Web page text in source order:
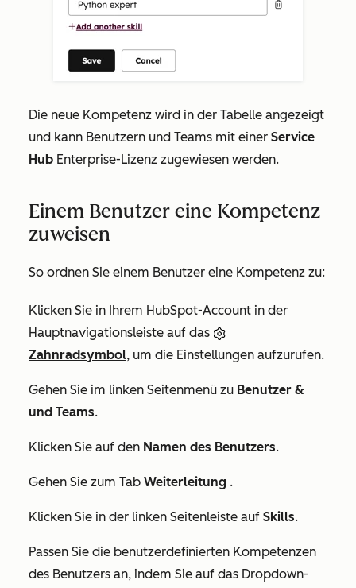
Die neue Kompetenz wird in der Tabelle angezeigt
und kann Benutzern und Teams mit einer Service
Hub Enterprise-Lizenz zugewiesen werden.
Einem Benutzer eine Kompetenz
zuweisen
So ordnen Sie einem Benutzer eine Kompetenz zu:
Klicken Sie in Ihrem HubSpot-Account in der
Hauptnavigationsleiste auf das
Zahnradsymbol, um die Einstellungen aufzurufen.
Gehen Sie im linken Seitenmenü zu Benutzer &
und Teams.
Klicken Sie auf den Namen des Benutzers.
Gehen Sie zum Tab Weiterleitung .
Klicken Sie in der linken Seitenleiste auf Skills.
Passen Sie die benutzerdefinierten Kompetenzen
des Benutzers an, indem Sie auf das Dropdown-